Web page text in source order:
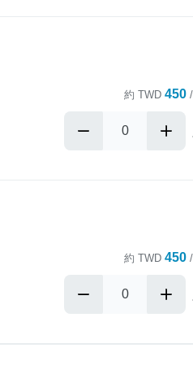
約 TWD 450
約 TWD 450